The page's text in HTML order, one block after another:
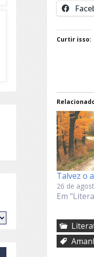
Curtir isso:
Talvez o
26 de
Em